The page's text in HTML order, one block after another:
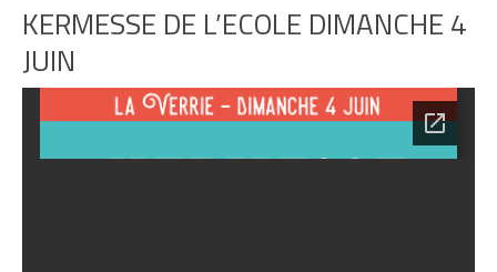
KERMESSE DE L’ECOLE DIMANCHE 4
JUIN